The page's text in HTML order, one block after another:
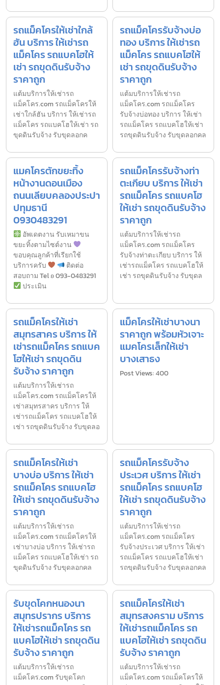
รถแม็คโครให้เช่าใกล้
ฮัน บริการ ให้เช่ารถ
แม็คโคร รถแบคโฮให้
เช่า รถขุดดินรับจ้าง
ราคาถูก
แต้มบริการให้เช่ารถ
แม็คโคร.com รถแม็คโครให้
เช่าใกล้ฮัน บริการ ให้เช่ารถ
แม็คโคร รถแบคโฮให้เช่า รถ
ขุดดินรับจ้าง รับขุดลอกค
รถแม็คโครรับจ้างบ่อ
ทอง บริการ ให้เช่ารถ
แม็คโคร รถแบคโฮให้
เช่า รถขุดดินรับจ้าง
ราคาถูก
แต้มบริการให้เช่ารถ
แม็คโคร.com รถแม็คโคร
รับจ้างบ่อทอง บริการ ให้เช่า
รถแม็คโคร รถแบคโฮให้เช่า
รถขุดดินรับจ้าง รับขุดลอกคล
แมคโครตักขยะทิ้ง
หน้างานดอนเมือง
ถนนเลียบคลองประปา
ปทุมธานี
0930483291
อัพเดตงาน รับเหมาขน
ขยะทิ้งตามไซต์งาน
ขอบคุณลูกค้าที่เรียกใช้
บริการครับ
ติดต่อ
สอบถาม Tel ʚ 093-0483291
ประเมิน
รถแม็คโครรับจ้างท่า
ตะเกียบ บริการ ให้เช่า
รถแม็คโคร รถแบคโฮ
ให้เช่า รถขุดดินรับจ้าง
ราคาถูก
แต้มบริการให้เช่ารถ
แม็คโคร.com รถแม็คโคร
รับจ้างท่าตะเกียบ บริการ ให้
เช่ารถแม็คโคร รถแบคโฮให้
เช่า รถขุดดินรับจ้าง รับขุดล
รถแม็คโครให้เช่า
สมุทรสาคร บริการ ให้
เช่ารถแม็คโคร รถแบค
โฮให้เช่า รถขุดดิน
รับจ้าง ราคาถูก
แต้มบริการให้เช่ารถ
แม็คโคร.com รถแม็คโครให้
เช่าสมุทรสาคร บริการ ให้
เช่ารถแม็คโคร รถแบคโฮให้
เช่า รถขุดดินรับจ้าง รับขุดลอ
แม็คโครให้เช่าบางนา
ราคาถูก พร้อมหัวเจาะ
แมคโครเล็กให้เช่า
บางเสาธง
Post Views: 400
รถแม็คโครให้เช่า
บางบ่อ บริการ ให้เช่า
รถแม็คโคร รถแบคโฮ
ให้เช่า รถขุดดินรับจ้าง
ราคาถูก
แต้มบริการให้เช่ารถ
แม็คโคร.com รถแม็คโครให้
เช่าบางบ่อ บริการ ให้เช่ารถ
แม็คโคร รถแบคโฮให้เช่า รถ
ขุดดินรับจ้าง รับขุดลอกคล
รถแม็คโครรับจ้าง
ประเวศ บริการ ให้เช่า
รถแม็คโคร รถแบคโฮ
ให้เช่า รถขุดดินรับจ้าง
ราคาถูก
แต้มบริการให้เช่ารถ
แม็คโคร.com รถแม็คโคร
รับจ้างประเวศ บริการ ให้เช่า
รถแม็คโคร รถแบคโฮให้เช่า
รถขุดดินรับจ้าง รับขุดลอกคล
รับขุดโคกหนองนา
สมุทรปรากร บริการ
ให้เช่ารถแม็คโคร รถ
แบคโฮให้เช่า รถขุดดิน
รับจ้าง ราคาถูก
แต้มบริการให้เช่ารถ
แม็คโคร.com รับขุดโคก
รถแม็คโครให้เช่า
สมุทรสงคราม บริการ
ให้เช่ารถแม็คโคร รถ
แบคโฮให้เช่า รถขุดดิน
รับจ้าง ราคาถูก
แต้มบริการให้เช่ารถ
แม็คโคร.com รถแม็คโครให้